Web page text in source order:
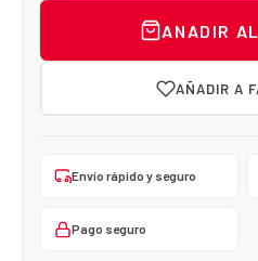
ANADIR
AÑADIR A
Envío rápido y seguro
Pago seguro